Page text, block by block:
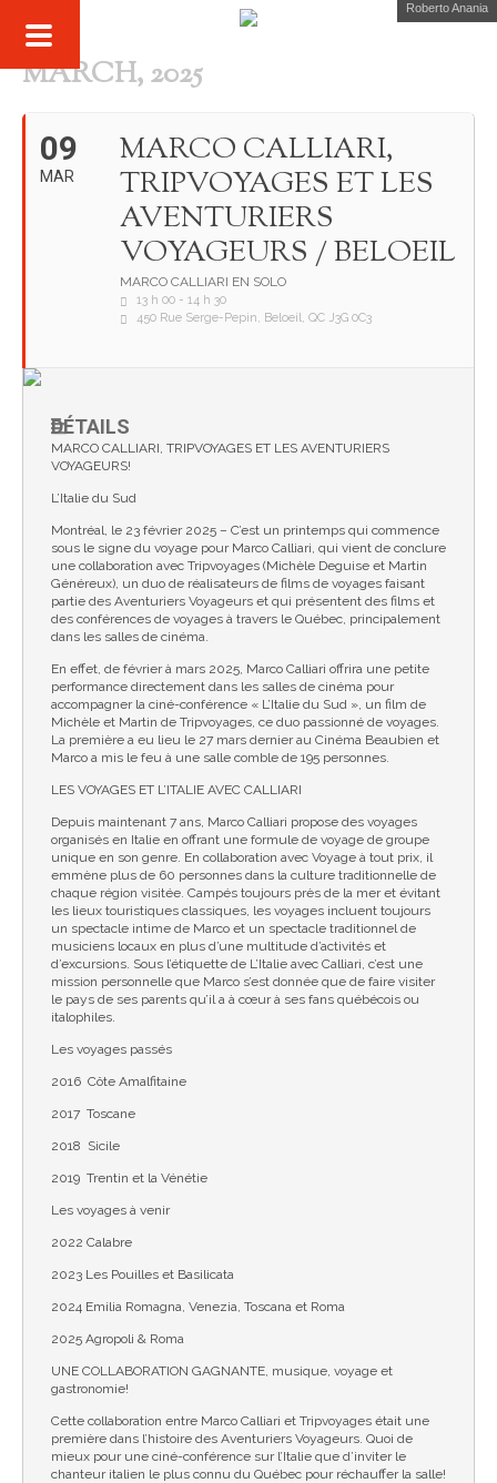
Roberto Anania
MARCH, 2025
09
MAR
MARCO CALLIARI,
TRIPVOYAGES ET LES
AVENTURIERS
VOYAGEURS / BELOEIL
MARCO CALLIARI EN SOLO
13 h 00 - 14 h 30
450 Rue Serge-Pepin, Beloeil, QC J3G 0C3
DÉTAILS
MARCO CALLIARI, TRIPVOYAGES ET LES AVENTURIERS
VOYAGEURS!
L’Italie du Sud
Montréal, le 23 février 2025 – C’est un printemps qui commence
sous le signe du voyage pour Marco Calliari, qui vient de conclure
une collaboration avec Tripvoyages (Michèle Deguise et Martin
Généreux), un duo de réalisateurs de films de voyages faisant
partie des Aventuriers Voyageurs et qui présentent des films et
des conférences de voyages à travers le Québec, principalement
dans les salles de cinéma.
En effet, de février à mars 2025, Marco Calliari offrira une petite
performance directement dans les salles de cinéma pour
accompagner la ciné-conférence « L’Italie du Sud », un film de
Michèle et Martin de Tripvoyages, ce duo passionné de voyages.
La première a eu lieu le 27 mars dernier au Cinéma Beaubien et
Marco a mis le feu à une salle comble de 195 personnes.
LES VOYAGES ET L’ITALIE AVEC CALLIARI
Depuis maintenant 7 ans, Marco Calliari propose des voyages
organisés en Italie en offrant une formule de voyage de groupe
unique en son genre. En collaboration avec Voyage à tout prix, il
emmène plus de 60 personnes dans la culture traditionnelle de
chaque région visitée. Campés toujours près de la mer et évitant
les lieux touristiques classiques, les voyages incluent toujours
un spectacle intime de Marco et un spectacle traditionnel de
musiciens locaux en plus d’une multitude d’activités et
d’excursions. Sous l’étiquette de L’Italie avec Calliari, c’est une
mission personnelle que Marco s’est donnée que de faire visiter
le pays de ses parents qu’il a à cœur à ses fans québécois ou
italophiles.
Les voyages passés
2016 Côte Amalfitaine
2017 Toscane
2018 Sicile
2019 Trentin et la Vénétie
Les voyages à venir
2022 Calabre
2023 Les Pouilles et Basilicata
2024 Emilia Romagna, Venezia, Toscana et Roma
2025 Agropoli & Roma
UNE COLLABORATION GAGNANTE, musique, voyage et
gastronomie!
Cette collaboration entre Marco Calliari et Tripvoyages était une
première dans l’histoire des Aventuriers Voyageurs. Quoi de
mieux pour une ciné-conférence sur l’Italie que d’inviter le
chanteur italien le plus connu du Québec pour réchauffer la salle!